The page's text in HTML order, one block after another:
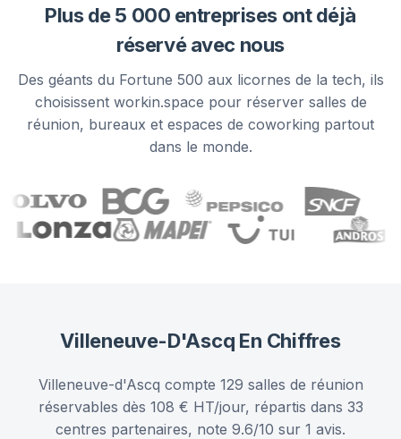
Plus de 5 000 entreprises ont déjà
réservé avec nous
Des géants du Fortune 500 aux licornes de la tech, ils
choisissent workin.space pour réserver salles de
réunion, bureaux et espaces de coworking partout
dans le monde.
Villeneuve-D'Ascq En Chiffres
Villeneuve-d'Ascq compte 129 salles de réunion
réservables dès 108 € HT/jour, répartis dans 33
centres partenaires, note 9.6/10 sur 1 avis.